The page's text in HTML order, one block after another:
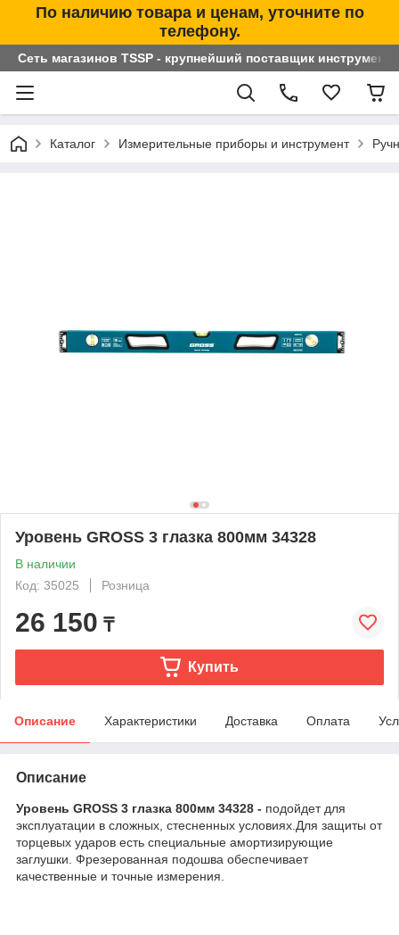
По наличию товара и ценам, уточните по
телефону.
Сеть магазинов TSSP - крупнейший поставщик
Каталог Измерительные приборы и инструмент
Уровень GROSS 3 глазка 800мм 34328
В наличии
Код: 35025
Розница
26 150 ₸
Купить
Описание Характеристики Доставка Оплата
Описание
Уровень GROSS 3 глазка 800мм 34328 - подойдет для
эксплуатации в сложных, стесненных условиях.Для защиты от
торцевых ударов есть специальные амортизирующие
заглушки. Фрезерованная подошва обеспечивает
качественные и точные измерения.